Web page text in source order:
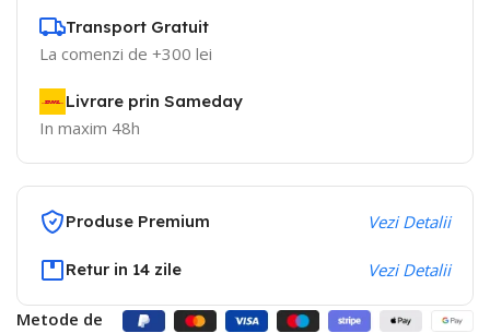
Transport Gratuit
La comenzi de +300 lei
Livrare prin Sameday
In maxim 48h
Produse Premium Vezi Detalii
Retur in 14 zile Vezi Detalii
Metode de